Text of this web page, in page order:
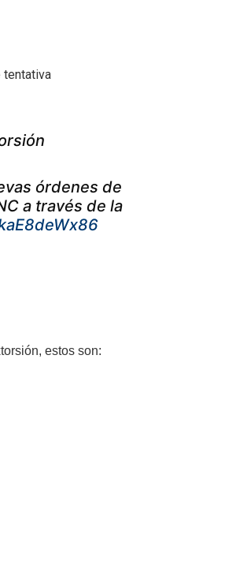
tentativa
órdenes de
a través de la
estos son: